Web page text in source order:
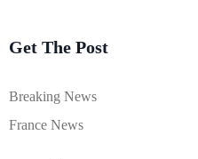
Get The Post
Breaking News
France News